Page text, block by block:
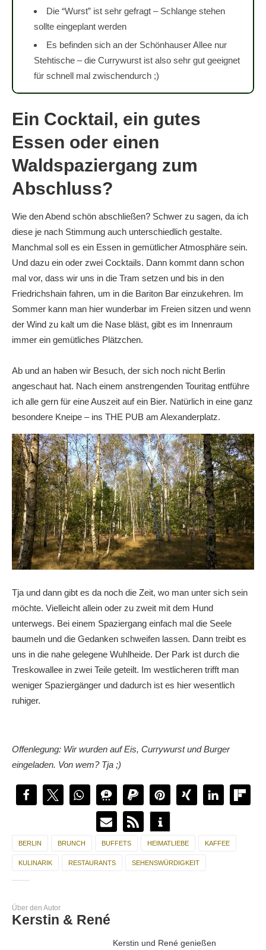
Die “Wurst” ist sehr gefragt – Schlange stehen
sollte eingeplant werden
Es befinden sich an der Schönhauser Allee nur
Stehtische – die Currywurst ist also sehr gut geeignet
für schnell mal zwischendurch ;)
Ein Cocktail, ein gutes
Essen oder einen
Waldspaziergang zum
Abschluss?
Wie den Abend schön abschließen? Schwer zu sagen, da ich
diese je nach Stimmung auch unterschiedlich gestalte.
Manchmal soll es ein Essen in gemütlicher Atmosphäre sein.
Und dazu ein oder zwei Cocktails. Dann kommt dann schon
mal vor, dass wir uns in die Tram setzen und bis in den
Friedrichshain fahren, um in die Bariton Bar einzukehren. Im
Sommer kann man hier wunderbar im Freien sitzen und wenn
der Wind zu kalt um die Nase bläst, gibt es im Innenraum
immer ein gemütliches Plätzchen.
Ab und an haben wir Besuch, der sich noch nicht Berlin
angeschaut hat. Nach einem anstrengenden Touritag entführe
ich alle gern für eine Auszeit auf ein Bier. Natürlich in eine ganz
besondere Kneipe – ins THE PUB am Alexanderplatz.
Tja und dann gibt es da noch die Zeit, wo man unter sich sein
möchte. Vielleicht allein oder zu zweit mit dem Hund
unterwegs. Bei einem Spaziergang einfach mal die Seele
baumeln und die Gedanken schweifen lassen. Dann treibt es
uns in die nahe gelegene Wuhlheide. Der Park ist durch die
Treskowallee in zwei Teile geteilt. Im westlicheren trifft man
weniger Spaziergänger und dadurch ist es hier wesentlich
ruhiger.
Offenlegung: Wir wurden auf Eis, Currywurst und Burger
eingeladen. Von wem? Tja ;)
BERLIN BRUNCH BUFFETS HEIMATLIEBE KAFFEE
KULINARIK RESTAURANTS SEHENSWÜRDIGKEIT
Über den Autor
Kerstin & René
Kerstin und René genießen